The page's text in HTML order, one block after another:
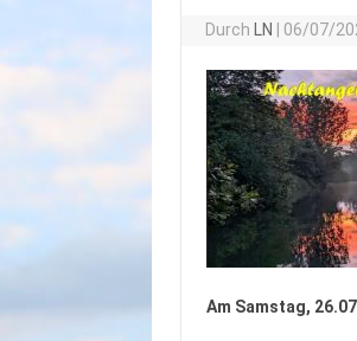
Durch LN 06/07/
Am Samstag,